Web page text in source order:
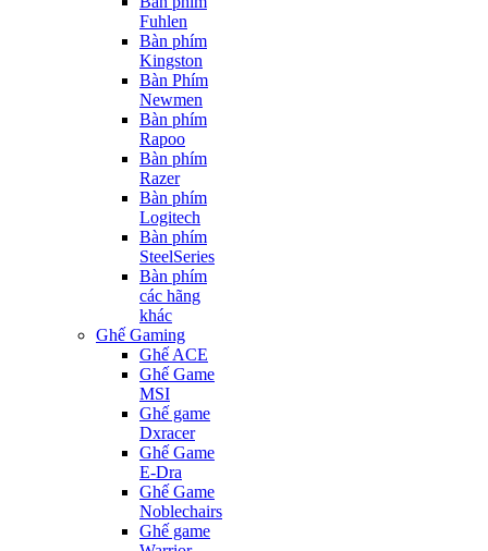
Fuhlen
Bàn phím
Kingston
Bàn Phím
Newmen
Bàn phím
Rapoo
Bàn phím
Razer
Bàn phím
Logitech
Bàn phím
SteelSeries
Bàn phím
các hãng
khác
Ghế Gaming
Ghế ACE
Ghế Game
MSI
Ghế game
Dxracer
Ghế Game
E-Dra
Ghế Game
Noblechairs
Ghế game